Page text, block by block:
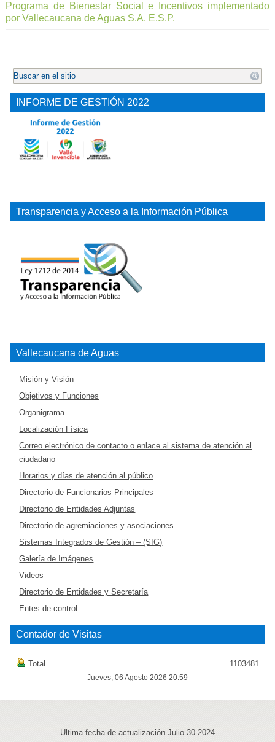
Programa de Bienestar Social e Incentivos implementado
por Vallecaucana de Aguas S.A. E.S.P.
.
INFORME DE GESTIÓN 2022
Transparencia y Acceso a la Información Pública
Vallecaucana de Aguas
Misión y Visión
Objetivos y Funciones
Organigrama
Localización Física
Correo electrónico de contacto o enlace al sistema de atención al
ciudadano
Horarios y días de atención al público
Directorio de Funcionarios Principales
Directorio de Entidades Adjuntas
Directorio de agremiaciones y asociaciones
Sistemas Integrados de Gestión – (SIG)
Galería de Imágenes
Videos
Directorio de Entidades y Secretaría
Entes de control
Contador de Visitas
Total 1103481
Jueves, 06 Agosto 2026 20:59
Ultima fecha de actualización Julio 30 2024